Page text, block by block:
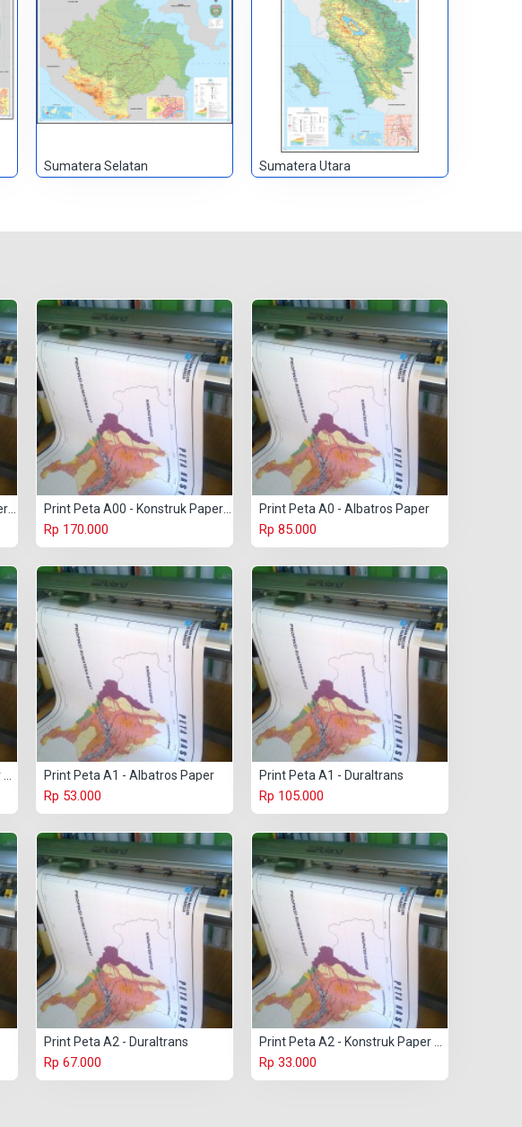
Sumatera Selatan Sumatera Utara
Print Peta A00 - Konstruk Paper 150 gr Print Peta A00 - Konstruk Paper 230 gr
Rp 170.000
Print Peta A0 - Albatros Paper
Rp 85.000
Print Peta A1 - Albatros Paper
Rp 53.000
Print Peta A1 - Duraltrans
Rp 105.000
Print Peta A2 - Duraltrans
Rp 67.000 Rp 33.000